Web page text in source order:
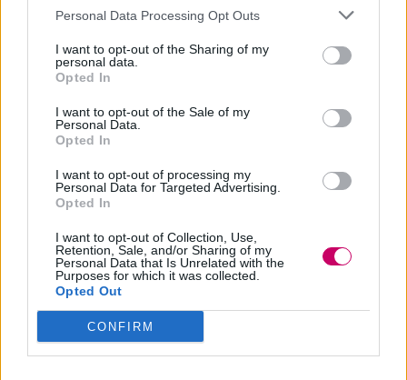
Personal Data Processing Opt Outs
I want to opt-out of the Sharing of my
personal data.
Opted In
I want to opt-out of the Sale of my
Personal Data.
Opted In
I want to opt-out of processing my
Personal Data for Targeted Advertising.
Opted In
I want to opt-out of Collection, Use,
Retention, Sale, and/or Sharing of my
Personal Data that Is Unrelated with the
Purposes for which it was collected.
Opted Out
CONFIRM
Avendo praticamente il mondo intero
sotto il suo controllo, il governo
giapponese, seppur riluttante, decide di
non faccia del male agli studenti. Ma i
giovani discepoli non sono proprio
innocui: si tratta in realtà diaspiranti
assassiniche cercano ogni giorno di